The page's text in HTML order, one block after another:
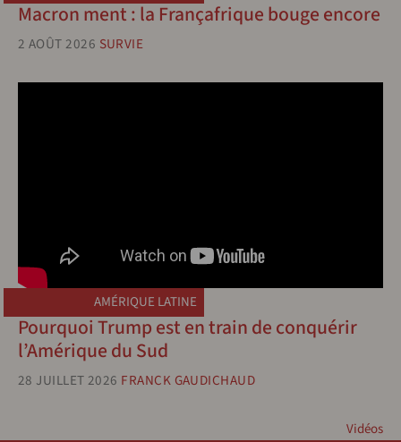
Macron ment : la Françafrique bouge encore
2 AOÛT 2026 SURVIE
AMÉRIQUE LATINE
Pourquoi Trump est en train de conquérir
l’Amérique du Sud
28 JUILLET 2026 FRANCK GAUDICHAUD
Vidéos